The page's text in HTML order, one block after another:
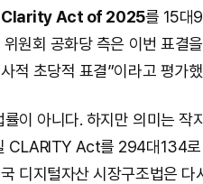
Act of 2025를 15대
원회 공화당 측은 이번 표결
적 초당적 표결”이라고 평가
이 아니다. 하지만 의미는 작
CLARITY Act를 294대134로
디지털자산 시장구조법은 다